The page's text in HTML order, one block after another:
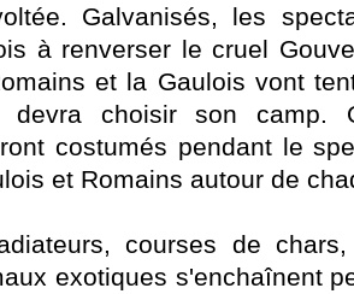
Galvanisés, les
à renverser le cruel
et la Gaulois vont
choisir son camp.
costumés pendant le
et Romains autour de
courses de
exotiques s'enchaînent